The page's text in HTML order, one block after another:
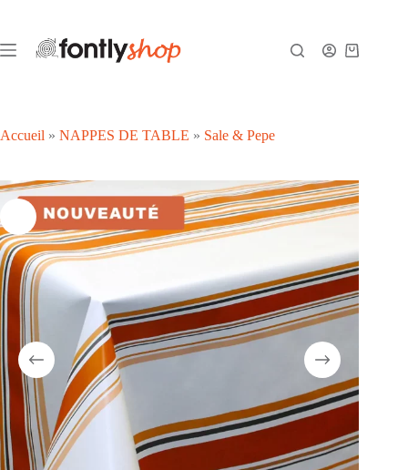
contenu
Panier
Accueil » NAPPES DE TABLE » Sale & Pepe